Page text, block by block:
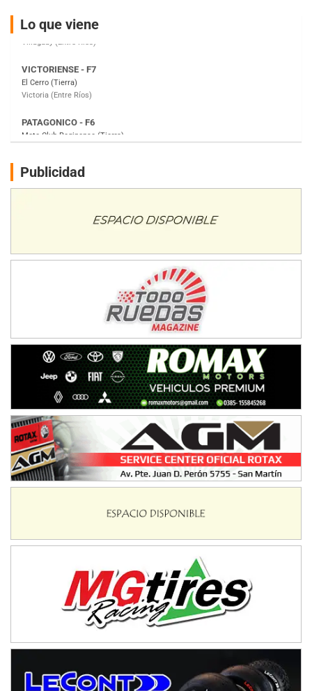
entradas
Lo que viene
Victoria (Entre Ríos)
Moto Club Reginense (Tierra)
Gral. E. Godoy (Río Negro)
Juventud Unida (Tierra)
Humboldt (Santa Fe)
Ciudad de Avellaneda (Asfalto)
Avellaneda (Santa Fe)
SUR SANTAFESINO - F4
COBERTURA ESPECIAL DE E-KART.COM.AR
IAME SERIES ARGENTINA 6
Ramiro Tot (Asfalto)
Baradero (Buenos Aires)
KDO - F6
Ciudad de Trenque Lauquen (Asfalto)
Trenque Lauquen (Buenos Aires)
ENTRERRIANO - F6 (POSTERGADA)
Parque de la Velocidad (Asfalto)
Villaguay (Entre Ríos)
Victoria (Entre Ríos)
PATAGONICO - F6
Moto Club Reginense (Tierra)
Gral. E. Godoy (Río Negro)
Humboldt (Santa Fe)
NORESTE SANTAFESINO - F6
Ciudad de Avellaneda (Asfalto)
Publicidad